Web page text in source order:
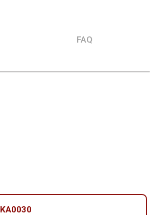
FAQ
KA0030